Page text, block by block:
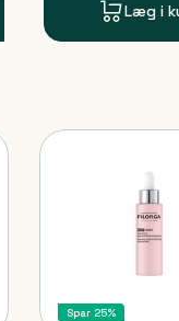
Læg i
Spar 25%